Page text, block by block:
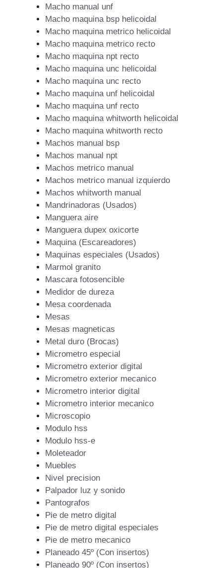
Macho manual unf
Macho maquina bsp helicoidal
Macho maquina metrico helicoidal
Macho maquina metrico recto
Macho maquina npt recto
Macho maquina unc helicoidal
Macho maquina unc recto
Macho maquina unf helicoidal
Macho maquina unf recto
Macho maquina whitworth helicoidal
Macho maquina whitworth recto
Machos manual bsp
Machos manual npt
Machos metrico manual
Machos metrico manual izquierdo
Machos whitworth manual
Mandrinadoras (Usados)
Manguera aire
Manguera dupex oxicorte
Maquina (Escareadores)
Maquinas especiales (Usados)
Marmol granito
Mascara fotosencible
Medidor de dureza
Mesa coordenada
Mesas
Mesas magneticas
Metal duro (Brocas)
Micrometro especial
Micrometro exterior digital
Micrometro exterior mecanico
Micrometro interior digital
Micrometro interior mecanico
Microscopio
Modulo hss
Modulo hss-e
Moleteador
Muebles
Nivel precision
Palpador luz y sonido
Pantografos
Pie de metro digital
Pie de metro digital especiales
Pie de metro mecanico
Planeado 45º (Con insertos)
Planeado 90º (Con insertos)